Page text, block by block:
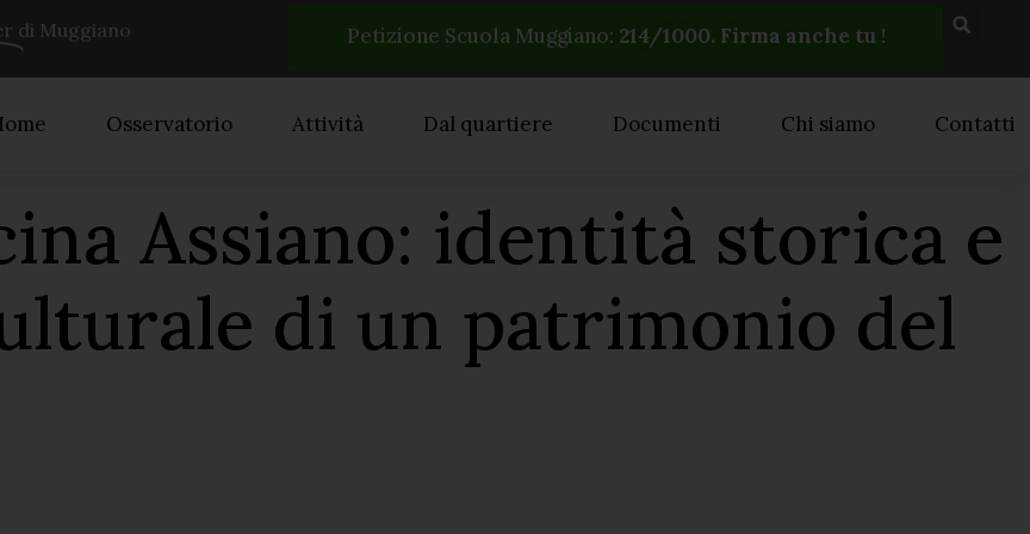
di Muggiano Petizione Scuola Muggiano: 214/1000. Firma anche tu !
Osservatorio Attività Dal quartiere Documenti Chi siamo Contatti
Assiano: identità storica e
di un patrimonio del